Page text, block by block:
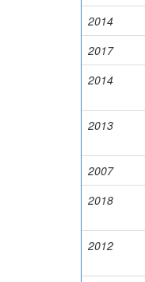
2014
2017
2014
2013
2007
2018
2012